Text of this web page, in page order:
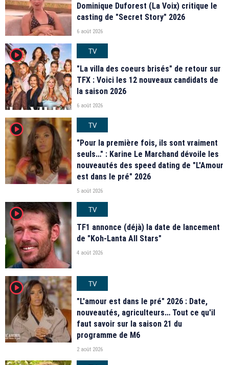
Dominique Duforest (La Voix) critique le
casting de "Secret Story" 2026
6 août 2026
player2
TV
"La villa des coeurs brisés" de retour sur
TFX : Voici les 12 nouveaux candidats de
la saison 2026
6 août 2026
player2
TV
"Pour la première fois, ils sont vraiment
seuls…" : Karine Le Marchand dévoile les
nouveautés des speed dating de "L'Amour
est dans le pré" 2026
5 août 2026
player2
TV
TF1 annonce (déjà) la date de lancement
de "Koh-Lanta All Stars"
4 août 2026
player2
TV
"L'amour est dans le pré" 2026 : Date,
nouveautés, agriculteurs… Tout ce qu'il
faut savoir sur la saison 21 du
programme de M6
2 août 2026